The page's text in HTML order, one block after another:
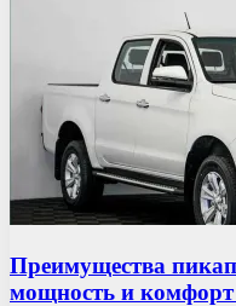
Преимущества
мощность и